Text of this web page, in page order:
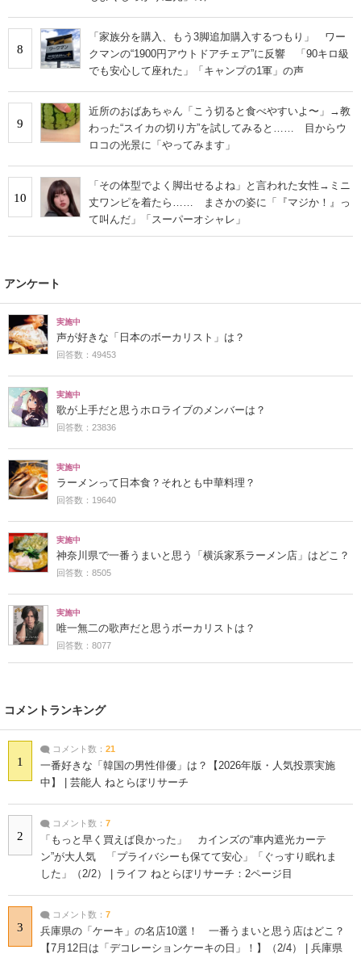
8
「家族分を購入、もう3脚追加購入するつもり」 ワー
クマンの“1900円アウトドアチェア”に反響 「90キロ級
でも安心して座れた」「キャンプの1軍」の声
9
近所のおばあちゃん「こう切ると食べやすいよ〜」→教
わった“スイカの切り方”を試してみると…… 目からウ
ロコの光景に「やってみます」
10
「その体型でよく脚出せるよね」と言われた女性→ミニ
丈ワンピを着たら…… まさかの姿に「『マジか！』っ
て叫んだ」「スーパーオシャレ」
アンケート
実施中
声が好きな「日本のボーカリスト」は？
回答数：49453
実施中
歌が上手だと思うホロライブのメンバーは？
回答数：23836
実施中
ラーメンって日本食？それとも中華料理？
回答数：19640
実施中
神奈川県で一番うまいと思う「横浜家系ラーメン店」はどこ？
回答数：8505
実施中
唯一無二の歌声だと思うボーカリストは？
回答数：8077
コメントランキング
1
コメント数： 21
一番好きな「韓国の男性俳優」は？【2026年版・人気投票実施
中】 | 芸能人 ねとらぼリサーチ
2
コメント数： 7
「もっと早く買えば良かった」 カインズの“車内遮光カーテ
ン”が大人気 「プライバシーも保てて安心」「ぐっすり眠れま
した」（2/2） | ライフ ねとらぼリサーチ：2ページ目
3
コメント数： 7
兵庫県の「ケーキ」の名店10選！ 一番うまいと思う店はどこ？
【7月12日は「デコレーションケーキの日」！】（2/4） | 兵庫県